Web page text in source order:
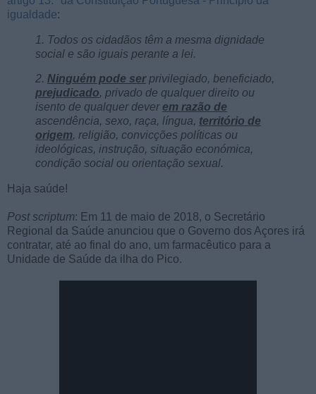
igualdade:
1. Todos os cidadãos têm a mesma dignidade
social e são iguais perante a lei.
2. Ninguém pode serprivilegiado, beneficiado,
prejudicado, privado de qualquer direito ou
isento de qualquer deverem razão de
ascendência, sexo, raça, língua, território de
origem, religião, convicções políticas ou
ideológicas, instrução, situação económica,
condição social ou orientação sexual.
Haja saúde!
Post scriptum: Em 11 de maio de 2018, o Secretário
Regional da Saúde anunciou que o Governo dos Açores irá
contratar, até ao final do ano, um farmacêutico para a
Unidade de Saúde da ilha do Pico.